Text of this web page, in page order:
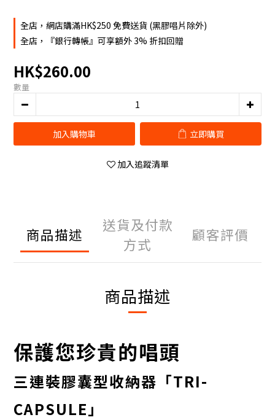
全店，網店購滿HK$250 免費送貨 (黑膠唱片除外)
全店，『銀行轉帳』可享額外 3% 折扣回贈
HK$260.00
數量
加入購物車 立即購買
加入追蹤清單
商品描述
送貨及付款
方式
顧客評價
商品描述
保護您珍貴的唱頭
三連裝膠囊型收納器「TRI-
CAPSULE」